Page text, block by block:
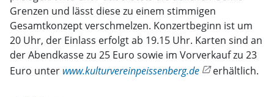
Grenzen und lässt diese zu einem stimmigen
Gesamtkonzept verschmelzen. Konzertbeginn ist um
20 Uhr, der Einlass erfolgt ab 19.15 Uhr. Karten sind an
der Abendkasse zu 25 Euro sowie im Vorverkauf zu 23
Euro unter www.kulturvereinpeissenberg.de erhältlich.